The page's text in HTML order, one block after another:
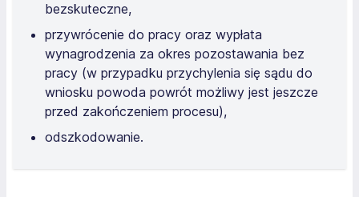
bezskuteczne,
przywrócenie do pracy oraz wypłata
wynagrodzenia za okres pozostawania bez
pracy (w przypadku przychylenia się sądu do
wniosku powoda powrót możliwy jest jeszcze
przed zakończeniem procesu),
odszkodowanie.